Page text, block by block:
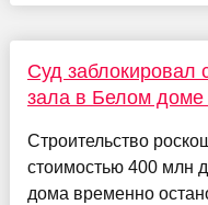
Суд заблокировал
зала в Белом
Строительство
стоимостью 400 млн
дома временно